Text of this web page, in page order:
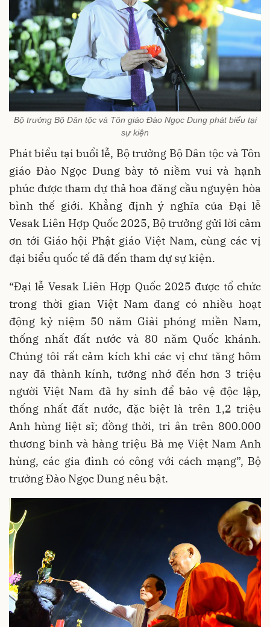
Bộ trưởng Bộ Dân tộc và Tôn giáo Đào Ngọc Dung phát biểu tại
sự kiện
Phát biểu tại buổi lễ, Bộ trưởng Bộ Dân tộc và Tôn
giáo Đào Ngọc Dung bày tỏ niềm vui và hạnh
phúc được tham dự thả hoa đăng cầu nguyện hòa
bình thế giới. Khẳng định ý nghĩa của Đại lễ
Vesak Liên Hợp Quốc 2025, Bộ trưởng gửi lời cảm
ơn tới Giáo hội Phật giáo Việt Nam, cùng các vị
đại biểu quốc tế đã đến tham dự sự kiện.
“Đại lễ Vesak Liên Hợp Quốc 2025 được tổ chức
trong thời gian Việt Nam đang có nhiều hoạt
động kỷ niệm 50 năm Giải phóng miền Nam,
thống nhất đất nước và 80 năm Quốc khánh.
Chúng tôi rất cảm kích khi các vị chư tăng hôm
nay đã thành kính, tưởng nhớ đến hơn 3 triệu
người Việt Nam đã hy sinh để bảo vệ độc lập,
thống nhất đất nước, đặc biệt là trên 1,2 triệu
Anh hùng liệt sĩ; đồng thời, tri ân trên 800.000
thương binh và hàng triệu Bà mẹ Việt Nam Anh
hùng, các gia đình có công với cách mạng”, Bộ
trưởng Đào Ngọc Dung nêu bật.